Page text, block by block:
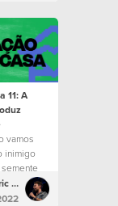
11: A
vamos
inimigo
falou.
(Español) Eric Mole